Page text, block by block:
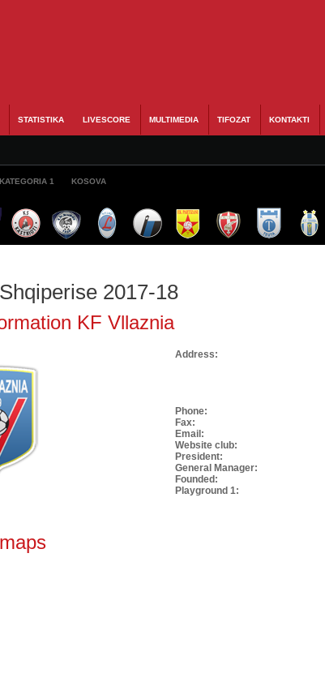
STATISTIKA LIVESCORE MULTIMEDIA TIFOZAT KONTAKTI
KATEGORIA 1 KOSOVA
2017-18
KF Vllaznia
Address:
Phone:
Fax:
Email:
Website club:
President:
General Manager:
Founded:
Playground 1: